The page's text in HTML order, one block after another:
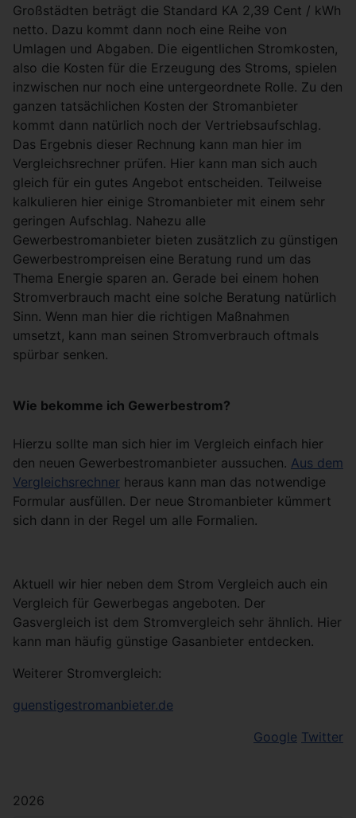
Großstädten beträgt die Standard KA 2,39 Cent / kWh
netto. Dazu kommt dann noch eine Reihe von
Umlagen und Abgaben. Die eigentlichen Stromkosten,
also die Kosten für die Erzeugung des Stroms, spielen
inzwischen nur noch eine untergeordnete Rolle. Zu den
ganzen tatsächlichen Kosten der Stromanbieter
kommt dann natürlich noch der Vertriebsaufschlag.
Das Ergebnis dieser Rechnung kann man hier im
Vergleichsrechner prüfen. Hier kann man sich auch
gleich für ein gutes Angebot entscheiden. Teilweise
kalkulieren hier einige Stromanbieter mit einem sehr
geringen Aufschlag. Nahezu alle
Gewerbestromanbieter bieten zusätzlich zu günstigen
Gewerbestrompreisen eine Beratung rund um das
Thema Energie sparen an. Gerade bei einem hohen
Stromverbrauch macht eine solche Beratung natürlich
Sinn. Wenn man hier die richtigen Maßnahmen
umsetzt, kann man seinen Stromverbrauch oftmals
spürbar senken.
Wie bekomme ich Gewerbestrom?
Hierzu sollte man sich hier im Vergleich einfach hier
den neuen Gewerbestromanbieter aussuchen. Aus dem
Vergleichsrechner heraus kann man das notwendige
Formular ausfüllen. Der neue Stromanbieter kümmert
sich dann in der Regel um alle Formalien.
Aktuell wir hier neben dem Strom Vergleich auch ein
Vergleich für Gewerbegas angeboten. Der
Gasvergleich ist dem Stromvergleich sehr ähnlich. Hier
kann man häufig günstige Gasanbieter entdecken.
Weiterer Stromvergleich:
guenstigestromanbieter.de
Google Twitter
2026